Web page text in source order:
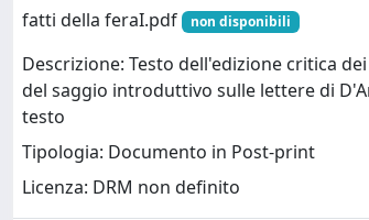
fatti della feraI.pdf
non disponibili
Descrizione: Testo dell'edizione critica
del saggio introduttivo sulle lettere di
testo
Tipologia: Documento in Post-print
Licenza: DRM non definito